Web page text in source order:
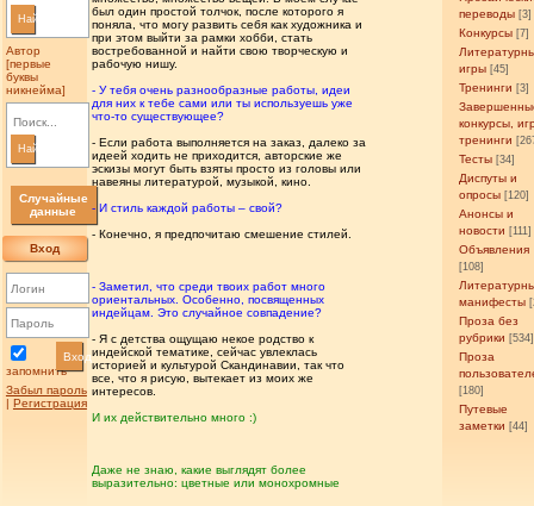
Найти
Автор
[первые
буквы
никнейма]
Найти
Случайные
данные
Вход
запомнить
Вход
Забыл пароль
| Регистрация
переводы [3]
Конкурсы [7]
игры [45]
Тренинги [3]
конкурсы,
тренинги
Тесты [34]
Диспуты и
опросы [120]
Анонсы и
новости [111]
Объявления
[108]
манифесты
Проза без
рубрики [534]
Проза
[180]
Путевые
заметки [44]
был один простой толчок, после которого я
поняла, что могу развить себя как художника и
при этом выйти за рамки хобби, стать
востребованной и найти свою творческую и
рабочую нишу.
- У тебя очень разнообразные работы, идеи
для них к тебе сами или ты используешь уже
что-то существующее?
- Если работа выполняется на заказ, далеко за
идеей ходить не приходится, авторские же
эскизы могут быть взяты просто из головы или
навеяны литературой, музыкой, кино.
- И стиль каждой работы – свой?
- Конечно, я предпочитаю смешение стилей.
- Заметил, что среди твоих работ много
ориентальных. Особенно, посвященных
индейцам. Это случайное совпадение?
- Я с детства ощущаю некое родство к
индейской тематике, сейчас увлеклась
историей и культурой Скандинавии, так что
все, что я рисую, вытекает из моих же
интересов.
И их действительно много :)
Даже не знаю, какие выглядят более
выразительно: цветные или монохромные